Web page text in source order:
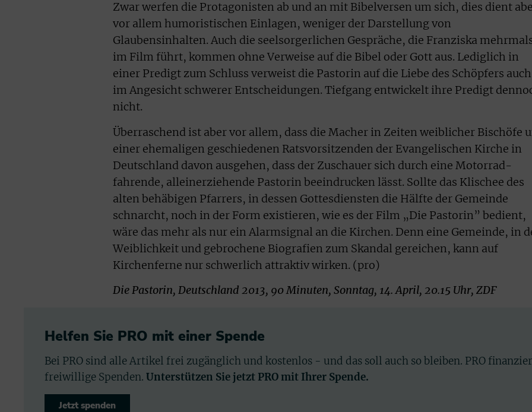
Zwar werfen die Protagonisten ab und an mit Bibelversen um sich, dies dient
vor allem humoristischen Einlagen, weniger der Darstellung von
Glaubensinhalten. Auch die seelsorgerlichen Gespräche, die Franziska
im Film führt, kommen ohne Verweise auf die Bibel oder Gott aus. Lediglich in
einer Predigt zum Schluss verweist die Pastorin auf die Liebe des Schöpfers auch
im Angesicht schwerer Entscheidungen. Tiefgang entwickelt ihre Predigt
nicht.
Überraschend ist aber vor allem, dass die Macher in Zeiten weiblicher Bischöfe
einer ehemaligen geschiedenen Ratsvorsitzenden der Evangelischen Kirche in
Deutschland davon ausgehen, dass der Zuschauer sich durch eine Motorrad-
fahrende, alleinerziehende Pastorin beeindrucken lässt. Sollte das Klischee des
alten behäbigen Pfarrers, in dessen Gottesdiensten die Hälfte der Gemeinde
schnarcht, noch in der Form existieren, wie es der Film „Die Pastorin” bedient,
wäre das mehr als nur ein Alarmsignal an die Kirchen. Denn eine Gemeinde, in
Weiblichkeit und gebrochene Biografien zum Skandal gereichen, kann auf
Kirchenferne nur schwerlich attraktiv wirken. (pro)
Die Pastorin, Deutschland 2013, 90 Minuten, Sonntag, 14. April, 20.15 Uhr, ZDF
Helfen Sie PRO mit einer Spende
Bei PRO sind alle Artikel frei zugänglich und kostenlos - und das soll auch so bleiben. PRO
freiwillige Spenden. Unterstützen Sie jetzt PRO mit Ihrer Spende.
Jetzt spenden